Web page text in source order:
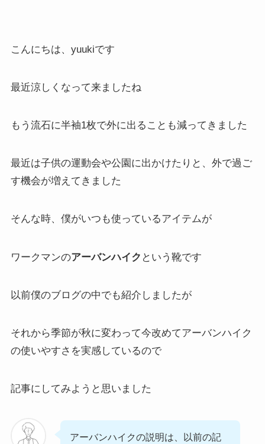
こんにちは、yuukiです
最近涼しくなって来ましたね
もう流石に半袖1枚で外に出ることも減ってきました
最近は子供の運動会や公園に出かけたりと、外で過ご
す機会が増えてきました
そんな時、僕がいつも使っているアイテムが
ワークマンのアーバンハイク という靴です
以前僕のブログの中でも紹介しましたが
それから季節が秋に変わって今改めてアーバンハイク
の使いやすさを実感しているので
記事にしてみようと思いました
アーバンハイクの説明は、以前の記